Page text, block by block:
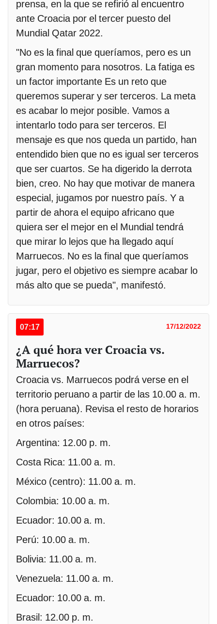
prensa, en la que se refirió al encuentro
ante Croacia por el tercer puesto del
Mundial Qatar 2022.
"No es la final que queríamos, pero es un
gran momento para nosotros. La fatiga es
un factor importante Es un reto que
queremos superar y ser terceros. La meta
es acabar lo mejor posible. Vamos a
intentarlo todo para ser terceros. El
mensaje es que nos queda un partido, han
entendido bien que no es igual ser terceros
que ser cuartos. Se ha digerido la derrota
bien, creo. No hay que motivar de manera
especial, jugamos por nuestro país. Y a
partir de ahora el equipo africano que
quiera ser el mejor en el Mundial tendrá
que mirar lo lejos que ha llegado aquí
Marruecos. No es la final que queríamos
jugar, pero el objetivo es siempre acabar lo
más alto que se pueda", manifestó.
07:17 17/12/2022
¿A qué hora ver Croacia vs.
Marruecos?
Croacia vs. Marruecos podrá verse en el
territorio peruano a partir de las 10.00 a. m.
(hora peruana). Revisa el resto de horarios
en otros países:
Argentina: 12.00 p. m.
Costa Rica: 11.00 a. m.
México (centro): 11.00 a. m.
Colombia: 10.00 a. m.
Ecuador: 10.00 a. m.
Perú: 10.00 a. m.
Bolivia: 11.00 a. m.
Venezuela: 11.00 a. m.
Ecuador: 10.00 a. m.
Brasil: 12.00 p. m.